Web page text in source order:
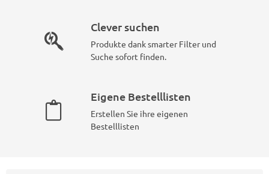
Clever suchen
Produkte dank smarter Filter und
Suche sofort finden.
Eigene Bestelllisten
Erstellen Sie ihre eigenen
Bestelllisten